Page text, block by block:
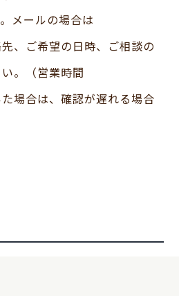
メールの場合は
、ご希望の日時、ご相談の
。（営業時間
場合は、確認が遅れる場合